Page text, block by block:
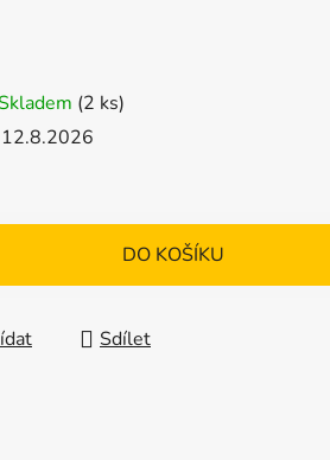
(2 ks)
12.8.2026
DO KOŠÍKU
Sdílet